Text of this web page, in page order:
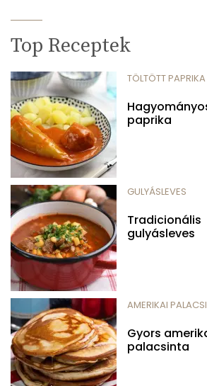
Top Receptek
TÖLTÖTT PAPRIKA
paprika
GULYÁSLEVES
Tradicionális
gulyásleves
AMERIKAI
Gyors
palacsinta